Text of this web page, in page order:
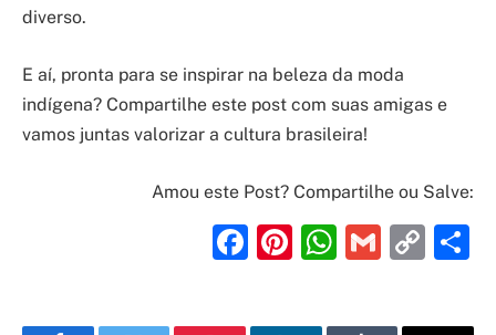
diverso.
E aí, pronta para se inspirar na beleza da moda
indígena? Compartilhe este post com suas amigas e
vamos juntas valorizar a cultura brasileira!
Amou este Post? Compartilhe ou Salve:
Facebook
Pinterest
Gmail